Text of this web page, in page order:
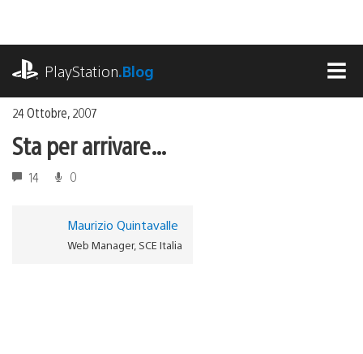
contenuto
PlayStation.Blog
24 Ottobre, 2007
Sta per arrivare…
14 0
Maurizio Quintavalle
Web Manager, SCE Italia